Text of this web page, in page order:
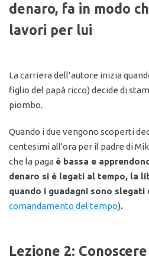
denaro, fa in modo
lavori per lui
La carriera dell’autore inizia
figlio del papà ricco) decide di
piombo.
Quando i due vengono scoperti
centesimi all'ora per il padre di
che la paga è bassa e
denaro si è legati al tempo, la
quando i guadagni sono slegati
comandamento del tempo).
Lezione 2: